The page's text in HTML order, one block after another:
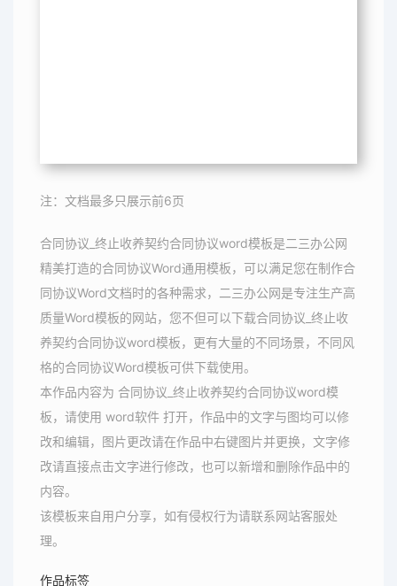
注：文档最多只展示前6页
合同协议_终止收养契约合同协议word模板是二三办公网
精美打造的合同协议Word通用模板，可以满足您在制作合
同协议Word文档时的各种需求，二三办公网是专注生产高
质量Word模板的网站，您不但可以下载合同协议_终止收
养契约合同协议word模板，更有大量的不同场景，不同风
格的合同协议Word模板可供下载使用。
本作品内容为 合同协议_终止收养契约合同协议word模
板，请使用 word软件 打开，作品中的文字与图均可以修
改和编辑，图片更改请在作品中右键图片并更换，文字修
改请直接点击文字进行修改，也可以新增和删除作品中的
内容。
该模板来自用户分享，如有侵权行为请联系网站客服处
理。
作品标签